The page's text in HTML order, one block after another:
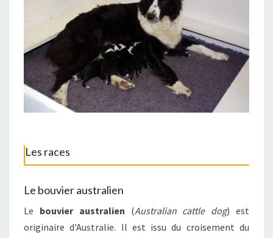
Les races
Le bouvier australien
Le bouvier australien (Australian cattle dog) est
originaire d'Australie. Il est issu du croisement du